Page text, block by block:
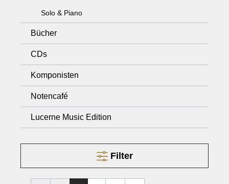
Solo & Piano
Bücher
CDs
Komponisten
Notencafé
Lucerne Music Edition
Filter